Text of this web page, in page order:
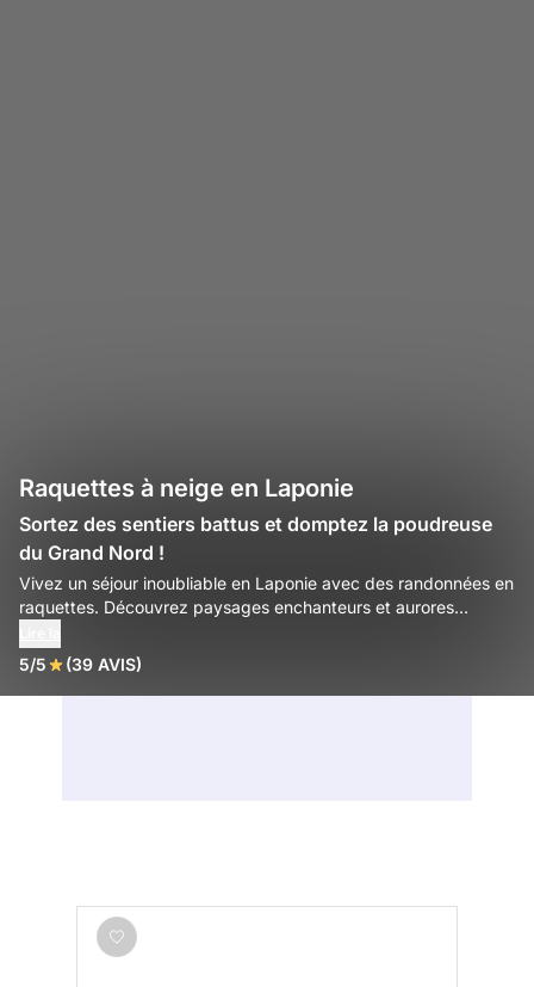
Raquettes à neige en Laponie
Sortez des sentiers battus et domptez la poudreuse
du Grand Nord !
Vivez un séjour inoubliable en Laponie avec des randonnées en
raquettes. Découvrez paysages enchanteurs et aurores
5/5 (39 AVIS)